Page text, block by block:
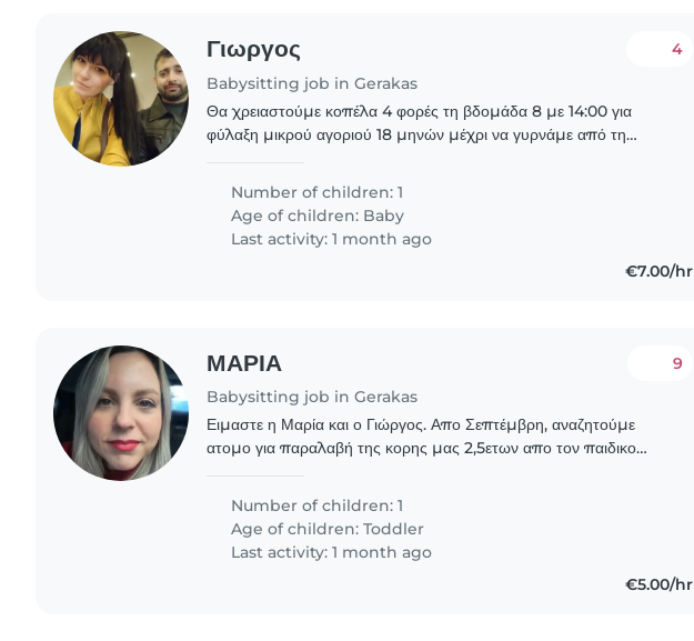
Γιωργος
Babysitting job in Gerakas
4
Θα χρειαστούμε κοπέλα 4 φορές τη βδομάδα 8 με 14:00 για
φύλαξη μικρού αγοριού 18 μηνών μέχρι να γυρνάμε από τη
Number of children: 1
Age of children: Baby
Last activity: 1 month ago
€7.00/hr
ΜΑΡΙΑ
Babysitting job in Gerakas
9
Ειμαστε η Μαρία και ο Γιώργος. Απο Σεπτέμβρη, αναζητούμε
ατομο για παραλαβή της κορης μας 2,5ετων απο τον παιδικο
διαθεσιμότητα..
Number of children: 1
Age of children:Toddler
Last activity: 1 month ago
€5.00/hr